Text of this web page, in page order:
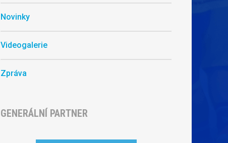
Novinky
Videogalerie
Zpráva
GENERÁLNÍ PARTNER